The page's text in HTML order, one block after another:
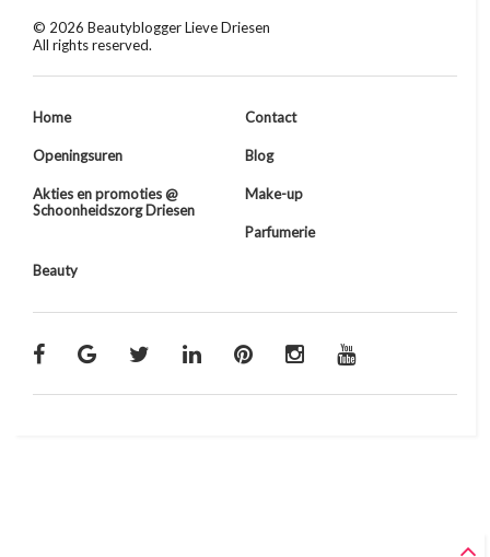
© 2026 Beautyblogger Lieve Driesen
All rights reserved.
Home Contact
Openingsuren Blog
Akties en promoties @
Schoonheidszorg Driesen
Make-up
Parfumerie
Beauty